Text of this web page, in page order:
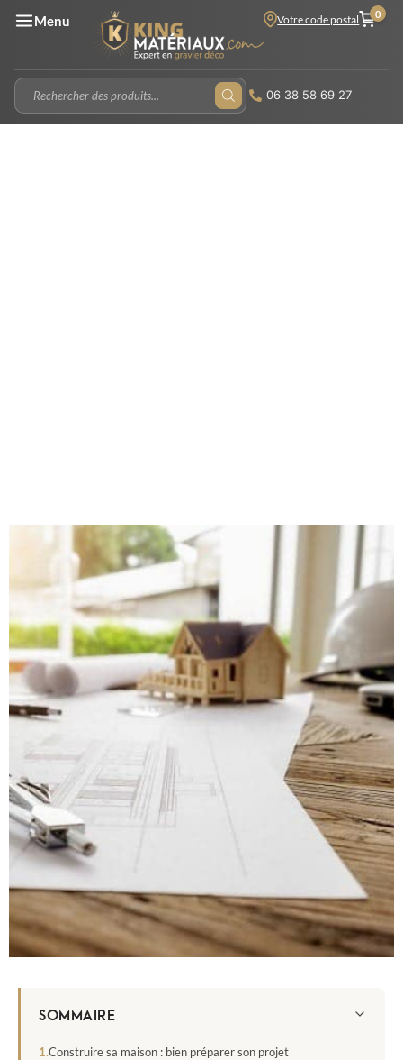
Menu Votre code postal 0
06 38 58 69 27
SOMMAIRE
Construire sa maison : bien préparer son projet